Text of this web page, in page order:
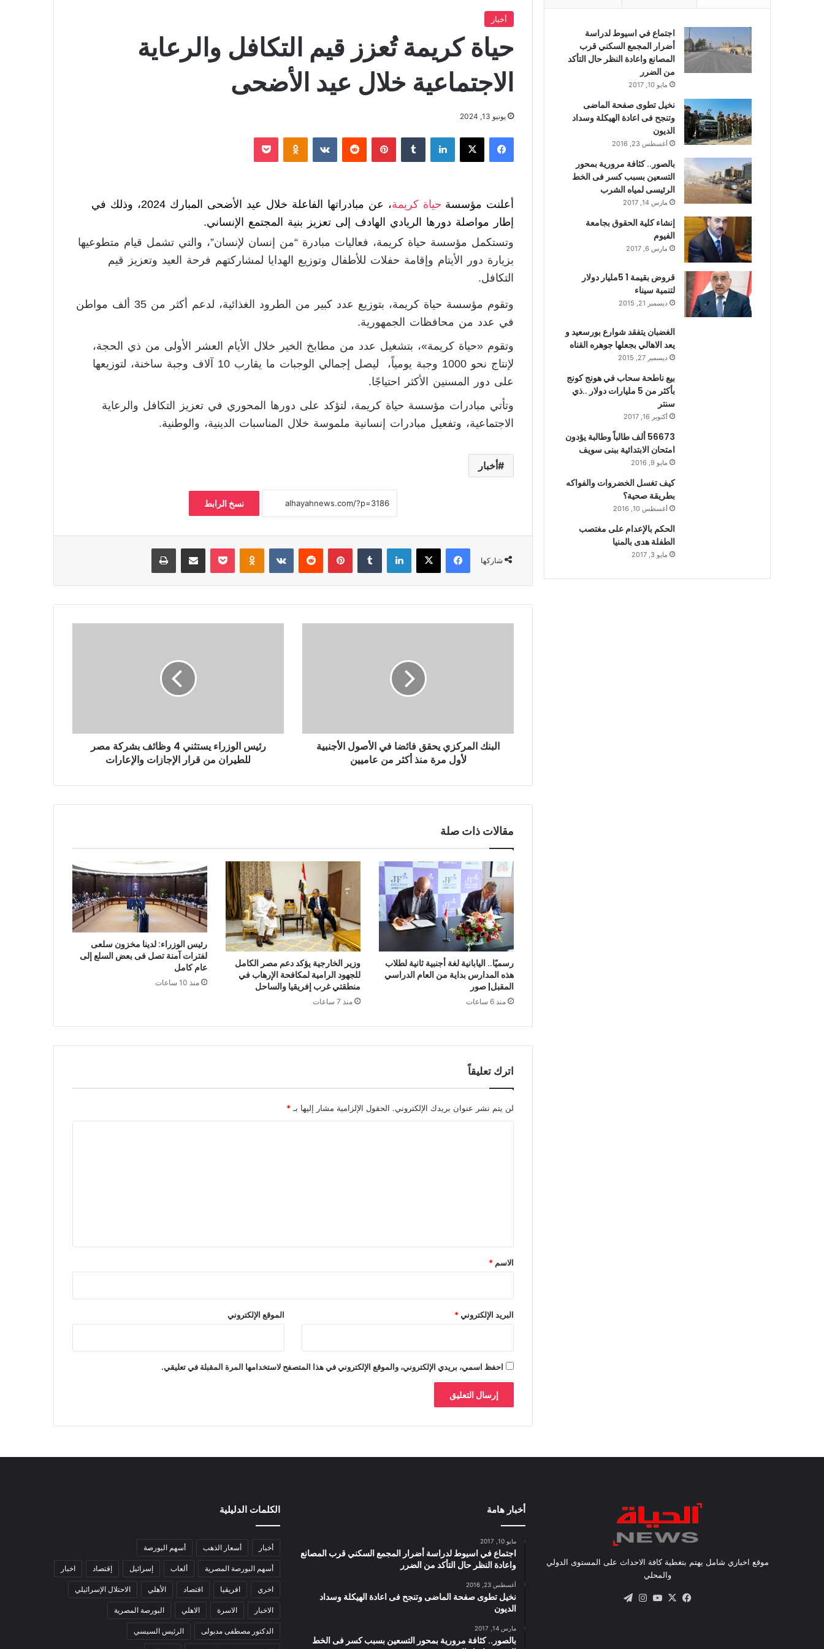
أخبار
حياة كريمة تُعزز قيم التكافل والرعاية
الاجتماعية خلال عيد الأضحى
يونيو 13, 2024
فيسبوك لينكدإن بينتيريست
أعلنت مؤسسة حياة كريمة
، عن مبادراتها الفاعلة خلال عيد الأضحى المبارك 2024، وذلك في
إطار مواصلة دورها الريادي الهادف إلى تعزيز بنية المجتمع الإنساني.
وتستكمل مؤسسة حياة كريمة، فعاليات مبادرة “من إنسان لإنسان”، والتي تشمل قيام متطوعيها
بزيارة دور الأيتام وإقامة حفلات للأطفال وتوزيع الهدايا لمشاركتهم فرحة العيد وتعزيز قيم
التكافل.
وتقوم مؤسسة حياة كريمة، بتوزيع عدد كبير من الطرود الغذائية، لدعم أكثر من 35 ألف مواطن
في عدد من محافظات الجمهورية.
وتقوم «حياة كريمة»، بتشغيل عدد من مطابخ الخير خلال الأيام العشر الأولى من ذي الحجة،
لإنتاج نحو 1000 وجبة يومياً، ليصل إجمالي الوجبات ما يقارب 10 آلاف وجبة ساخنة، لتوزيعها
على دور المسنين الأكثر احتياجًا.
وتأتي مبادرات مؤسسة حياة كريمة، لتؤكد على دورها المحوري في تعزيز التكافل والرعاية
الاجتماعية، وتفعيل مبادرات إنسانية ملموسة خلال المناسبات الدينية، والوطنية.
أخبار
نسخ الرابط
شاركها
فيسبوك لينكدإن بينتيريست بوكيت
البنك المركزي يحقق فائضا في الأصول الأجنبية
لأول مرة منذ أكثر من عاميين
رئيس الوزراء يستثني 4 وظائف بشركة مصر
للطيران من قرار الإجازات والإعارات
مقالات ذات صلة
رسميًا.. اليابانية لغة أجنبية ثانية لطلاب
هذه المدارس بداية من العام الدراسي
المقبل| صور
منذ 6 ساعات
وزير الخارجية يؤكد دعم مصر الكامل
للجهود الرامية لمكافحة الإرهاب في
منطقتي غرب إفريقيا والساحل
منذ 7 ساعات
رئيس الوزراء: لدينا مخزون سلعى
لفترات آمنة تصل فى بعض السلع إلى
عام كامل
منذ 10 ساعات
اترك تعليقاً
لن يتم نشر عنوان بريدك الإلكتروني. الحقول الإلزامية مشار إليها بـ *
*
الاسم *
البريد الإلكتروني* الموقع الإلكتروني
احفظ اسمي، بريدي الإلكتروني، والموقع الإلكتروني في هذا المتصفح لاستخدامها المرة المقبلة في تعليقي.
اجتماع في اسيوط لدراسة
أضرار المجمع السكني قرب
المصانع واعادة النظر حال التأكد
من الضرر
مايو 10, 2017
نخيل تطوى صفحة الماضى
وتنجح فى اعادة الهيكلة وسداد
الديون
أغسطس 23, 2016
بالصور.. كثافة مرورية بمحور
التسعين بسبب كسر فى الخط
الرئيسى لمياه الشرب
مارس 14, 2017
إنشاء كلية الحقوق بجامعة
الفيوم
مارس 6, 2017
قروض بقيمة 1 5مليار دولار
لتنمية سيناء
ديسمبر 21, 2015
الغضبان يتفقد شوارع بورسعيد و
يعد الاهالي بجعلها جوهره القناه
ديسمبر 27, 2015
بيع ناطحة سحاب في هونج كونج
بأكثر من 5 مليارات دولار ..ذي
سنتر
أكتوبر 16, 2017
56673 ألف طالباً وطالبة يؤدون
امتحان الابتدائية ببنى سويف
مايو 9, 2016
كيف تغسل الخضروات والفواكه
بطريقة صحية؟
أغسطس 10, 2016
الحكم بالإعدام على مغتصب
الطفلة هدى بالمنيا
مايو 3, 2017
موقع اخباري شامل يهتم بتغطية كافة الاحداث على المستوى الدولي
والمحلي
فيسبوك
X يوتيوبانستقرام
أخبار هامة
مايو 10, 2017
اجتماع في اسيوط لدراسة أضرار المجمع السكني قرب المصانع
واعادة النظر حال التأكد من الضرر
أغسطس 23, 2016
نخيل تطوى صفحة الماضى وتنجح فى اعادة الهيكلة وسداد
الديون
مارس 14, 2017
بالصور.. كثافة مرورية بمحور التسعين بسبب كسر فى الخط
الكلمات الدليلية
أخبار أسعار الذهب أسهم البورصة
أسهم البورصة المصرية ألعاب إسرائيل إقتصاد اخبار
اخري افريقيا اقتصاد الأهلي الاحتلال الإسرائيلي
الاخبار الاسرة الاهلي البورصة المصرية
الدكتور مصطفى مدبولى الرئيس السيسي